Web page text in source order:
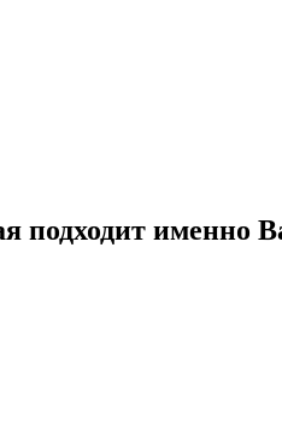
подходит именно